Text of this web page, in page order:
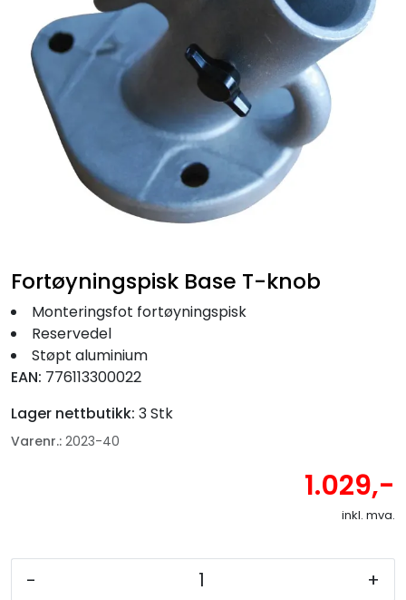
Fortøyningspisk Base T-knob
Monteringsfot fortøyningspisk
Reservedel
Støpt aluminium
EAN: 776113300022
Lager nettbutikk: 3 Stk
Varenr.: 2023-40
1.029,-
inkl. mva.
- +
Motor/Styring
Fortøyning
Fritid/Sikkerhet
Båtpleie/Opplag
Nyheter